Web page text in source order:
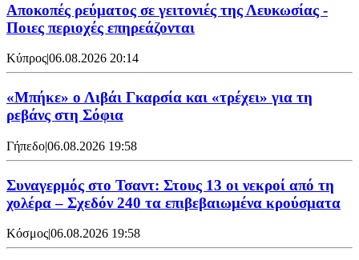
Αποκοπές ρεύματος σε γειτονιές της Λευκωσίας -
Ποιες περιοχές επηρεάζονται
Κύπρος|06.08.2026 20:14
«Μπήκε» ο Λιβάι Γκαρσία και «τρέχει» για τη
ρεβάνς στη Σόφια
Γήπεδο|06.08.2026 19:58
Συναγερμός στο Τσαντ: Στους 13 οι νεκροί από τη
χολέρα – Σχεδόν 240 τα επιβεβαιωμένα κρούσματα
Κόσμος|06.08.2026 19:58